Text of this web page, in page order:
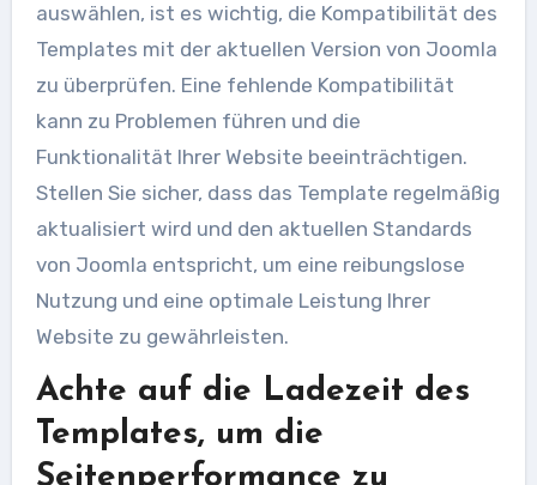
auswählen, ist es wichtig, die Kompatibilität des
Templates mit der aktuellen Version von Joomla
zu überprüfen. Eine fehlende Kompatibilität
kann zu Problemen führen und die
Funktionalität Ihrer Website beeinträchtigen.
Stellen Sie sicher, dass das Template regelmäßig
aktualisiert wird und den aktuellen Standards
von Joomla entspricht, um eine reibungslose
Nutzung und eine optimale Leistung Ihrer
Website zu gewährleisten.
Achte auf die Ladezeit des
Templates, um die
Seitenperformance zu